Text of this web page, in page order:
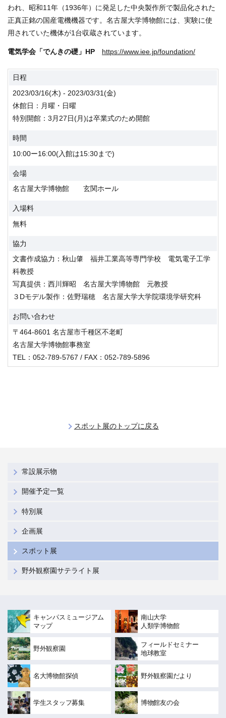
われ、昭和11年（1936年）に発足した中央製作所で製品化された
正真正銘の国産電機機器です。名古屋大学博物館には、実験に使
用されていた機体が1台収蔵されています。
電気学会「でんきの礎」HP https://www.iee.jp/foundation/
日程
2023/03/16(木) - 2023/03/31(金)
休館日：月曜・日曜
特別開館：3月27日(月)は卒業式のため開館
時間
10:00ー16:00(入館は15:30まで)
会場
名古屋大学博物館 玄関ホール
入場料
無料
協力
文書作成協力：秋山肇 福井工業高等専門学校 電気電子工学
科教授
写真提供：西川輝昭 名古屋大学博物館 元教授
３Dモデル製作：佐野瑞穂 名古屋大学大学院環境学研究科
お問い合わせ
〒464-8601 名古屋市千種区不老町
名古屋大学博物館事務室
TEL：052-789-5767 / FAX：052-789-5896
スポット展のトップに戻る
常設展示物
開催予定一覧
特別展
企画展
スポット展
野外観察園サテライト展
キャンパスミュージアム
マップ
南山大学
人類学博物館
野外観察園
フィールドセミナー
地球教室
名大博物館探偵 野外観察園だより
学生スタッフ募集 博物館友の会